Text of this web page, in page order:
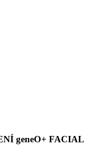
geneO+ FACIAL